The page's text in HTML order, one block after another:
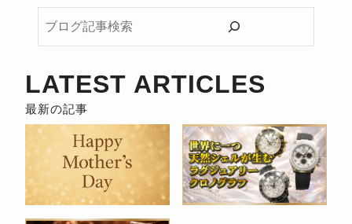
ロ
記
事
検
索
LATEST ARTICLES